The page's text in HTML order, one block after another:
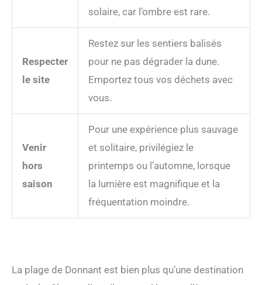
solaire, car l’ombre est rare.
Respecter
le site
Restez sur les sentiers balisés
pour ne pas dégrader la dune.
Emportez tous vos déchets avec
vous.
Venir
hors
saison
Pour une expérience plus sauvage
et solitaire, privilégiez le
printemps ou l’automne, lorsque
la lumière est magnifique et la
fréquentation moindre.
La plage de Donnant est bien plus qu’une destination